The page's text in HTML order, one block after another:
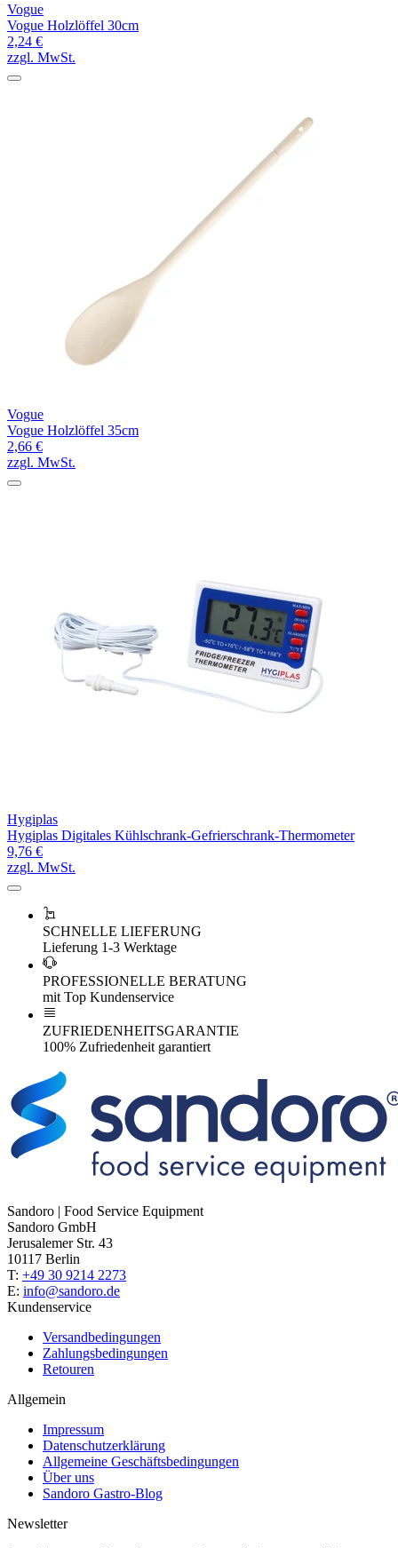
Vogue
Vogue Holzlöffel 30cm
2,24 €
zzgl. MwSt.
Vogue
Vogue Holzlöffel 35cm
2,66 €
zzgl. MwSt.
Hygiplas
Hygiplas Digitales Kühlschrank-Gefrierschrank-Thermometer
9,76 €
zzgl. MwSt.
SCHNELLE LIEFERUNG
Lieferung 1-3 Werktage
PROFESSIONELLE BERATUNG
mit Top Kundenservice
ZUFRIEDENHEITSGARANTIE
100% Zufriedenheit garantiert
Sandoro | Food Service Equipment
Sandoro GmbH
Jerusalemer Str. 43
10117 Berlin
T: +49 30 9214 2273
E: info@sandoro.de
Kundenservice
Versandbedingungen
Zahlungsbedingungen
Retouren
Allgemein
Impressum
Datenschutzerklärung
Allgemeine Geschäftsbedingungen
Über uns
Sandoro Gastro-Blog
Newsletter